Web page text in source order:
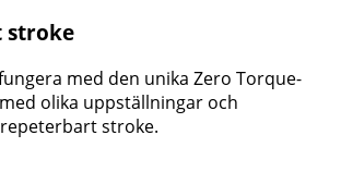
stroke
med den unika Zero Torque-
olika uppställningar och
stroke.